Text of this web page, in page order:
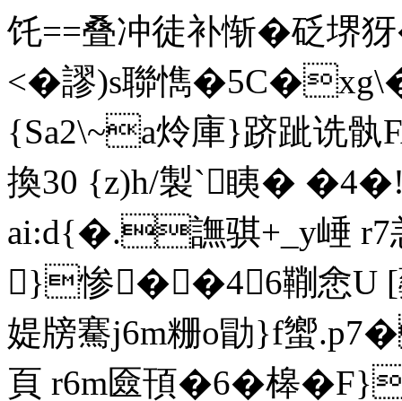
饦==叠冲徒补惭�砭
<�謬)s聯懏
{Sa2\~a炩庫}跻跐诜
換30 {z)h/製`眱�
ai:d{�.譕骐+_y崜 r7
}惨��46鞩悆U [
媞牓騫j6m粣o勖}f蠁
頁 r6m匳頇�6�槔